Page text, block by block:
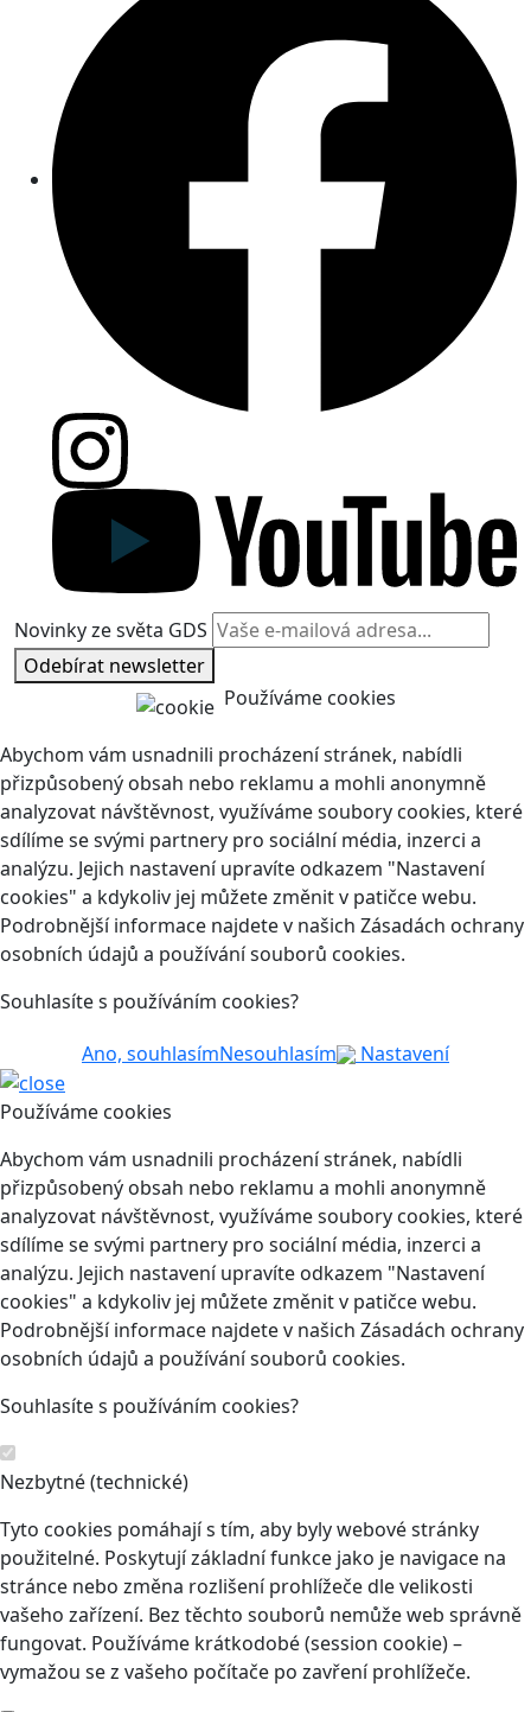
Novinky ze světa GDS
Odebírat newsletter
Používáme cookies
Abychom vám usnadnili procházení stránek, nabídli
přizpůsobený obsah nebo reklamu a mohli anonymně
analyzovat návštěvnost, využíváme soubory cookies, které
sdílíme se svými partnery pro sociální média, inzerci a
analýzu. Jejich nastavení upravíte odkazem "Nastavení
cookies" a kdykoliv jej můžete změnit v patičce webu.
Podrobnější informace najdete v našich Zásadách ochrany
osobních údajů a používání souborů cookies.
Souhlasíte s používáním cookies?
Ano, souhlasímNesouhlasím Nastavení
Používáme cookies
Abychom vám usnadnili procházení stránek, nabídli
přizpůsobený obsah nebo reklamu a mohli anonymně
analyzovat návštěvnost, využíváme soubory cookies, které
sdílíme se svými partnery pro sociální média, inzerci a
analýzu. Jejich nastavení upravíte odkazem "Nastavení
cookies" a kdykoliv jej můžete změnit v patičce webu.
Podrobnější informace najdete v našich Zásadách ochrany
osobních údajů a používání souborů cookies.
Souhlasíte s používáním cookies?
Nezbytné (technické)
Tyto cookies pomáhají s tím, aby byly webové stránky
použitelné. Poskytují základní funkce jako je navigace na
stránce nebo změna rozlišení prohlížeče dle velikosti
vašeho zařízení. Bez těchto souborů nemůže web správně
fungovat. Používáme krátkodobé (session cookie) –
vymažou se z vašeho počítače po zavření prohlížeče.